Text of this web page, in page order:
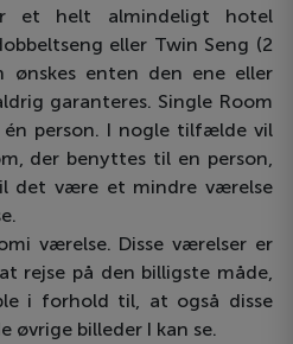
et helt almindeligt hotel
eller Twin Seng (2
ønskes enten den ene eller
garanteres. Single Room
person. I nogle tilfælde vil
der benyttes til en person,
det være et mindre værelse
værelse. Disse værelser er
rejse på den billigste måde,
i forhold til, at også disse
øvrige billeder I kan se.